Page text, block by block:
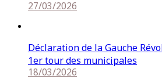
27/03/2026
Déclaration de la Gauche
1er tour des municipales
18/03/2026